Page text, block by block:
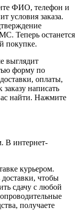
ФИО, телефон и
условия заказа.
Теперь останется
покупке.
выглядит
форму по
оплаты,
написать
найти. Нажмите
В интернет-
курьером.
чтобы
сдачу с любой
получаете